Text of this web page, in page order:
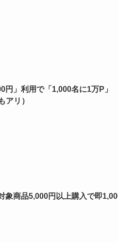
円」利用で「1,000名に1万P」
アリ）
象商品5,000円以上購入で即